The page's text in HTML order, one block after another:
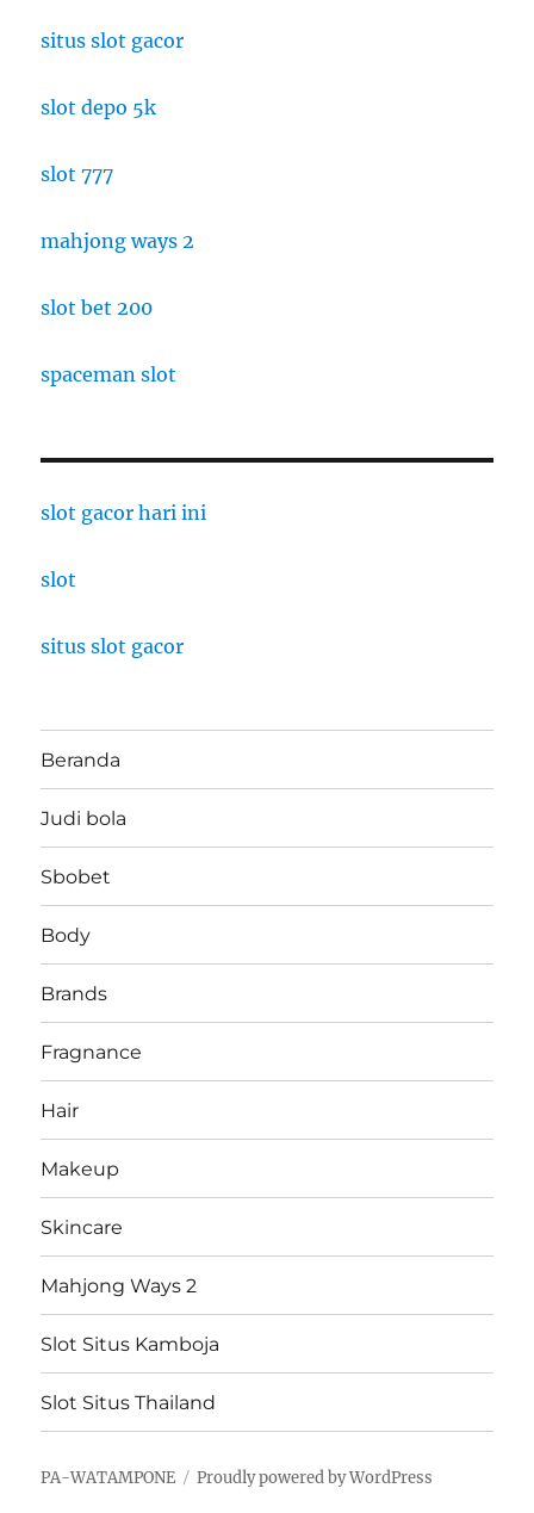
situs slot gacor
slot depo 5k
slot 777
mahjong ways 2
slot bet 200
spaceman slot
slot gacor hari ini
slot
situs slot gacor
Beranda
Judi bola
Sbobet
Body
Brands
Fragnance
Hair
Makeup
Skincare
Mahjong Ways 2
Slot Situs Kamboja
Slot Situs Thailand
PA-WATAMPONE Proudly powered by WordPress